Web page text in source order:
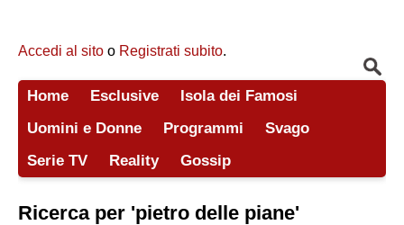
Accedi al sito o Registrati subito.
Home Esclusive
Isola dei Famosi
Uomini e Donne
Programmi
Svago
Serie TV
Reality Gossip
Ricerca per 'pietro delle piane'